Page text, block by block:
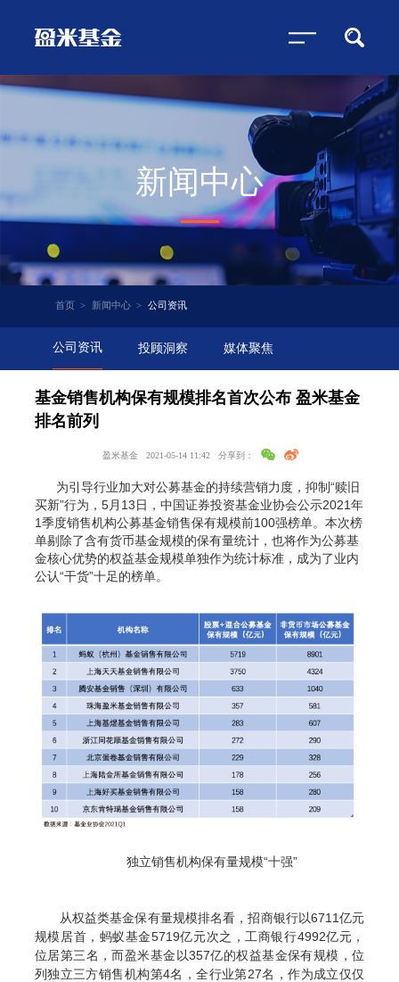
新闻中心
首页 > 新闻中心 > 公司资讯
公司资讯 投顾洞察 媒体聚焦
基金销售机构保有规模排名首次公布 盈米基金
排名前列
盈米基金 2021-05-14 11:42 分享到：
为引导行业加大对公募基金的持续营销力度，抑制“赎旧
买新”行为， 5月 13日，中国证券投资基金业协会公示2021年
1季度销售机构公募基金销售保有规模前100强榜单。本次榜
单剔除了含有货币基金规模的保有量统计，也将作为公募基
金核心优势的权益基金规模单独作为统计标准，成为了业内
公认“干货”十足的榜单。
独立销售机构保有量规模“十强”
从权益类基金保有量规模排名看，招商银行以6711亿元
规模居首，蚂蚁基金5719亿元次之，工商银行4992亿元，
位居第三名，而盈米基金以357亿的权益基金保有规模，位
列独立三方销售机构第4名，全行业第27名，作为成立仅仅